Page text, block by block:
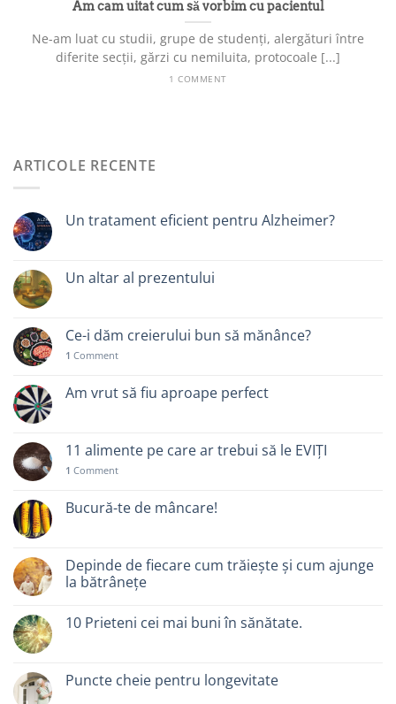
Am cam uitat cum să vorbim cu pacientul
Ne-am luat cu studii, grupe de studenți, alergături între
diferite secții, gărzi cu nemiluita, protocoale [...]
1 COMMENT
ARTICOLE RECENTE
Un tratament eficient pentru Alzheimer?
Un altar al prezentului
Ce-i dăm creierului bun să mănânce?
1 Comment
Am vrut să fiu aproape perfect
11 alimente pe care ar trebui să le EVIȚI
1 Comment
Bucură-te de mâncare!
Depinde de fiecare cum trăiește și cum ajunge
la bătrânețe
10 Prieteni cei mai buni în sănătate.
Puncte cheie pentru longevitate